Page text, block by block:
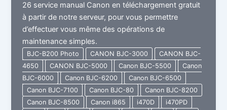
26 service manual Canon en téléchargement gratuit
à partir de notre serveur, pour vous permettre
d’effectuer vous même des opérations de
maintenance simples.
BJC-B200 Photo CANON BJC-3000
CANON BJC-
4650
CANON BJC-5000 Canon BJC-5500
Canon
BJC-6000
Canon BJC-6200
Canon BJC-6500
Canon BJC-7100
Canon BJC-80
Canon BJC-8200
Canon BJC-8500
Canon i865 i470D
i470PD